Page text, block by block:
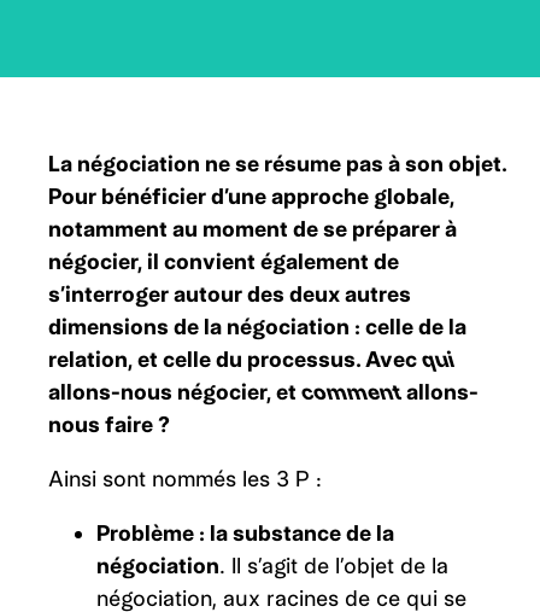
La négociation ne se résume pas à son objet.
Pour bénéficier d’une approche globale,
notamment au moment de se préparer à
négocier, il convient également de
s’interroger autour des deux autres
dimensions de la négociation : celle de la
relation, et celle du processus. Avecqui
allons-nous négocier, et commentallons-
nous faire ?
Ainsi sont nommés les 3 P :
Problème : la substance de la
négociation. Il s’agit de l’objet de la
négociation, aux racines de ce qui se